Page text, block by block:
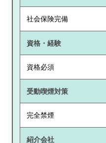
社会保険完備
資格・経験
資格必須
受動喫煙対策
完全禁煙
紹介会社